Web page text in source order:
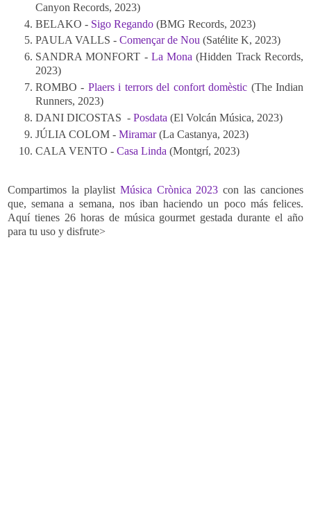
Canyon Records, 2023)
BELAKO - Sigo Regando (BMG Records, 2023)
PAULA VALLS - Començar de Nou (Satélite K, 2023)
SANDRA MONFORT - La Mona (Hidden Track Records,
2023)
ROMBO - Plaers i terrors del confort domèstic (The Indian
Runners, 2023)
DANI DICOSTAS - Posdata (El Volcán Música, 2023)
JÚLIA COLOM - Miramar(La Castanya, 2023)
CALA VENTO - Casa Linda (Montgrí, 2023)
Compartimos la playlist Música Crònica 2023 con las canciones
que, semana a semana, nos iban haciendo un poco más felices.
Aquí tienes 26 horas de música gourmet gestada durante el año
para tu uso y disfrute>